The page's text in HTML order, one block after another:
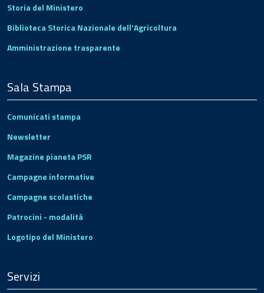
Storia del Ministero
Biblioteca Storica Nazionale dell'Agricoltura
Amministrazione trasparente
Sala Stampa
Comunicati stampa
Newsletter
Magazine pianeta PSR
Campagne informative
Campagne scolastiche
Patrocini - modalità
Logotipo del Ministero
Servizi